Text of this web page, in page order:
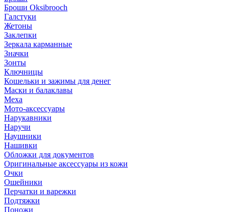
Броши Oksibrooch
Галстуки
Жетоны
Заклепки
Зеркала карманные
Значки
Зонты
Ключницы
Кошельки и зажимы для денег
Маски и балаклавы
Меха
Мото-аксессуары
Нарукавники
Наручи
Наушники
Нашивки
Обложки для документов
Оригинальные аксессуары из кожи
Очки
Ошейники
Перчатки и варежки
Подтяжки
Поножи